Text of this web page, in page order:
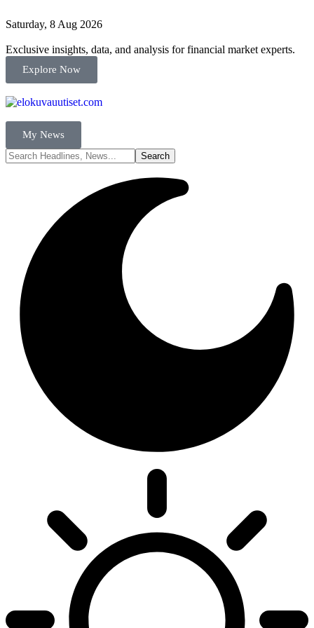
Saturday, 8 Aug 2026
Exclusive insights, data, and analysis for financial market experts.
Explore Now
My News